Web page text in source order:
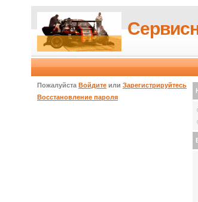
Пожалуйста Войдите или Зарегистрируйтесь
Восстановление пароля